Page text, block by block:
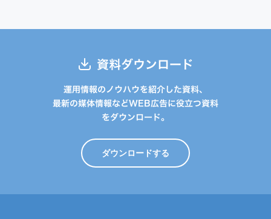
資料ダウンロード
運用情報のノウハウを紹介した資料、
最新の媒体情報などWEB広告に役立つ資料
をダウンロード。
ダウンロードする